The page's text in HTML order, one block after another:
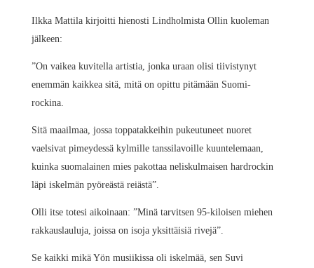
Ilkka Mattila kirjoitti hienosti Lindholmista Ollin kuoleman
jälkeen:
”On vaikea kuvitella artistia, jonka uraan olisi tiivistynyt
enemmän kaikkea sitä, mitä on opittu pitämään Suomi-
rockina.
Sitä maailmaa, jossa toppatakkeihin pukeutuneet nuoret
vaelsivat pimeydessä kylmille tanssilavoille kuuntelemaan,
kuinka suomalainen mies pakottaa neliskulmaisen hardrockin
läpi iskelmän pyöreästä reiästä”.
Olli itse totesi aikoinaan: ”Minä tarvitsen 95-kiloisen miehen
rakkauslauluja, joissa on isoja yksittäisiä rivejä”.
Se kaikki mikä Yön musiikissa oli iskelmää, sen Suvi